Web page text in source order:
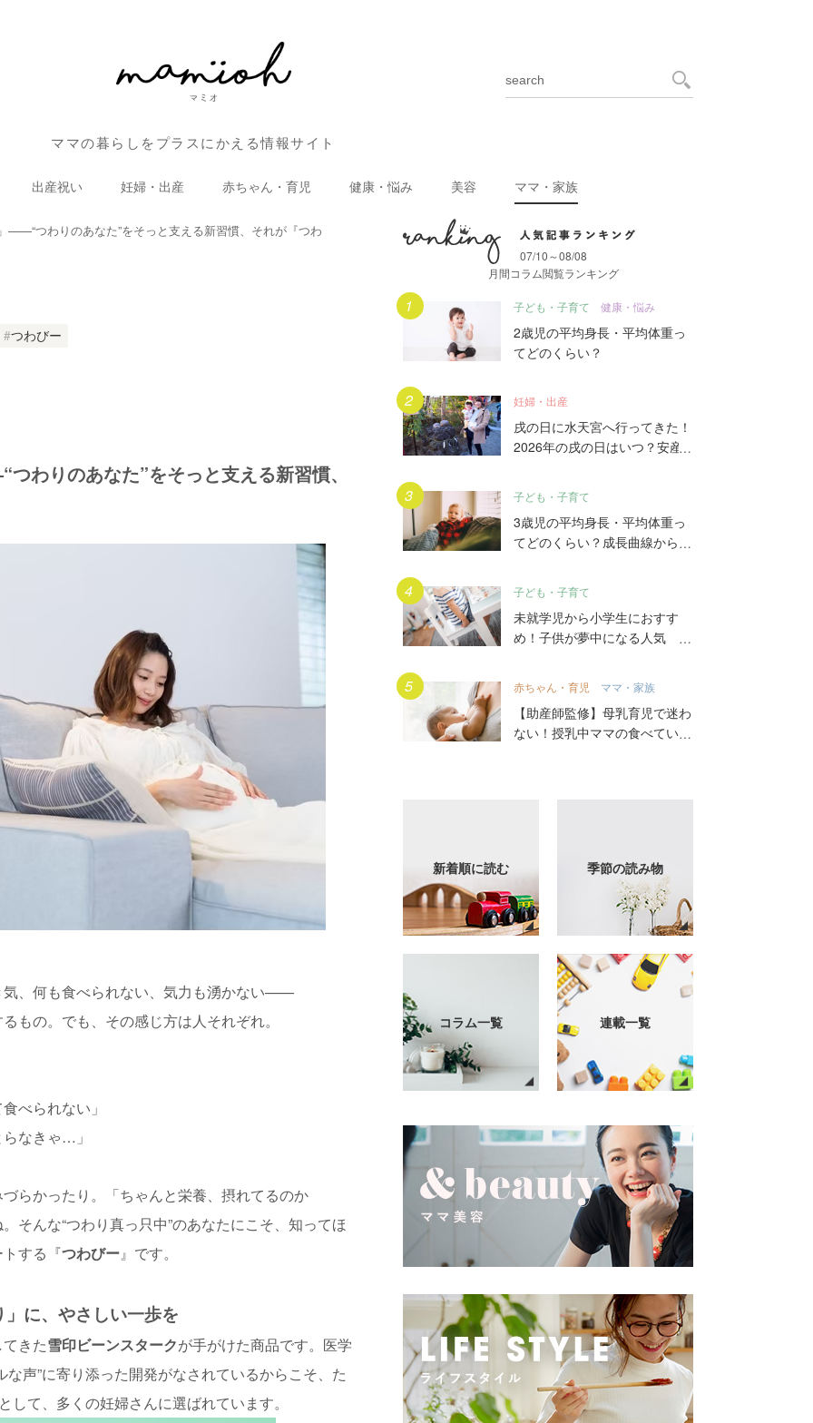
ママの暮らしをプラスにかえる情報サイト
出産祝い 妊婦・出産 赤ちゃん・育児 健康・悩み 美容 ママ・家族
つわりのあなた”をそっと支える新習慣、それが『つわ
つわびー
わりのあなた”をそっと支える新習慣、
、何も食べられない、気力も湧かない——
もの。でも、その感じ方は人それぞれ。
べられない」
なきゃ…」
らかったり。「ちゃんと栄養、摂れてるのか
んな“つわり真っ只中”のあなたにこそ、知ってほ
する『つわびー』です。
に、やさしい一歩を
きた雪印ビーンスタークが手がけた商品です。医学
声”に寄り添った開発がなされているからこそ、た
して、多くの妊婦さんに選ばれています。
月間人気記事ランキング
07/10～08/08
月間コラム閲覧ランキング
子ども・子育て 健康・悩み
2歳児の平均身長・平均体重っ
てどのくらい？
妊婦・出産
戌の日に水天宮へ行ってきた！
2026年の戌の日はいつ？安産
写真で大公開。
子ども・子育て
3歳児の平均身長・平均体重っ
てどのくらい？成長曲線からは
子ども・子育て
未就学児から小学生におすす
め！子供が夢中になる人気
赤ちゃん・育児 ママ・家族
【助産師監修】母乳育児で迷わ
ない！授乳中ママの食べていい
新着順に読む 季節の読み物
コラム一覧 連載一覧